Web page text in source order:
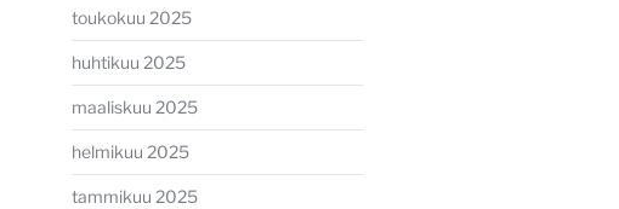
toukokuu 2025
huhtikuu 2025
maaliskuu 2025
helmikuu 2025
tammikuu 2025